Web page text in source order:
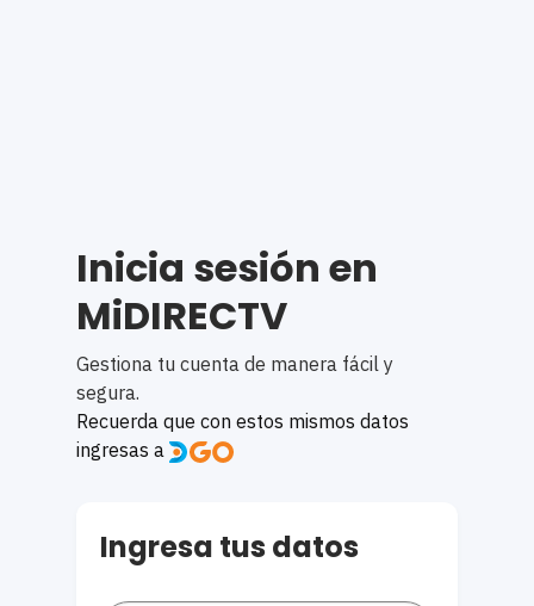
Inicia sesión en
MiDIRECTV
Gestiona tu cuenta de manera fácil y
segura.
Recuerda que con estos mismos datos
ingresas a
Ingresa tus datos